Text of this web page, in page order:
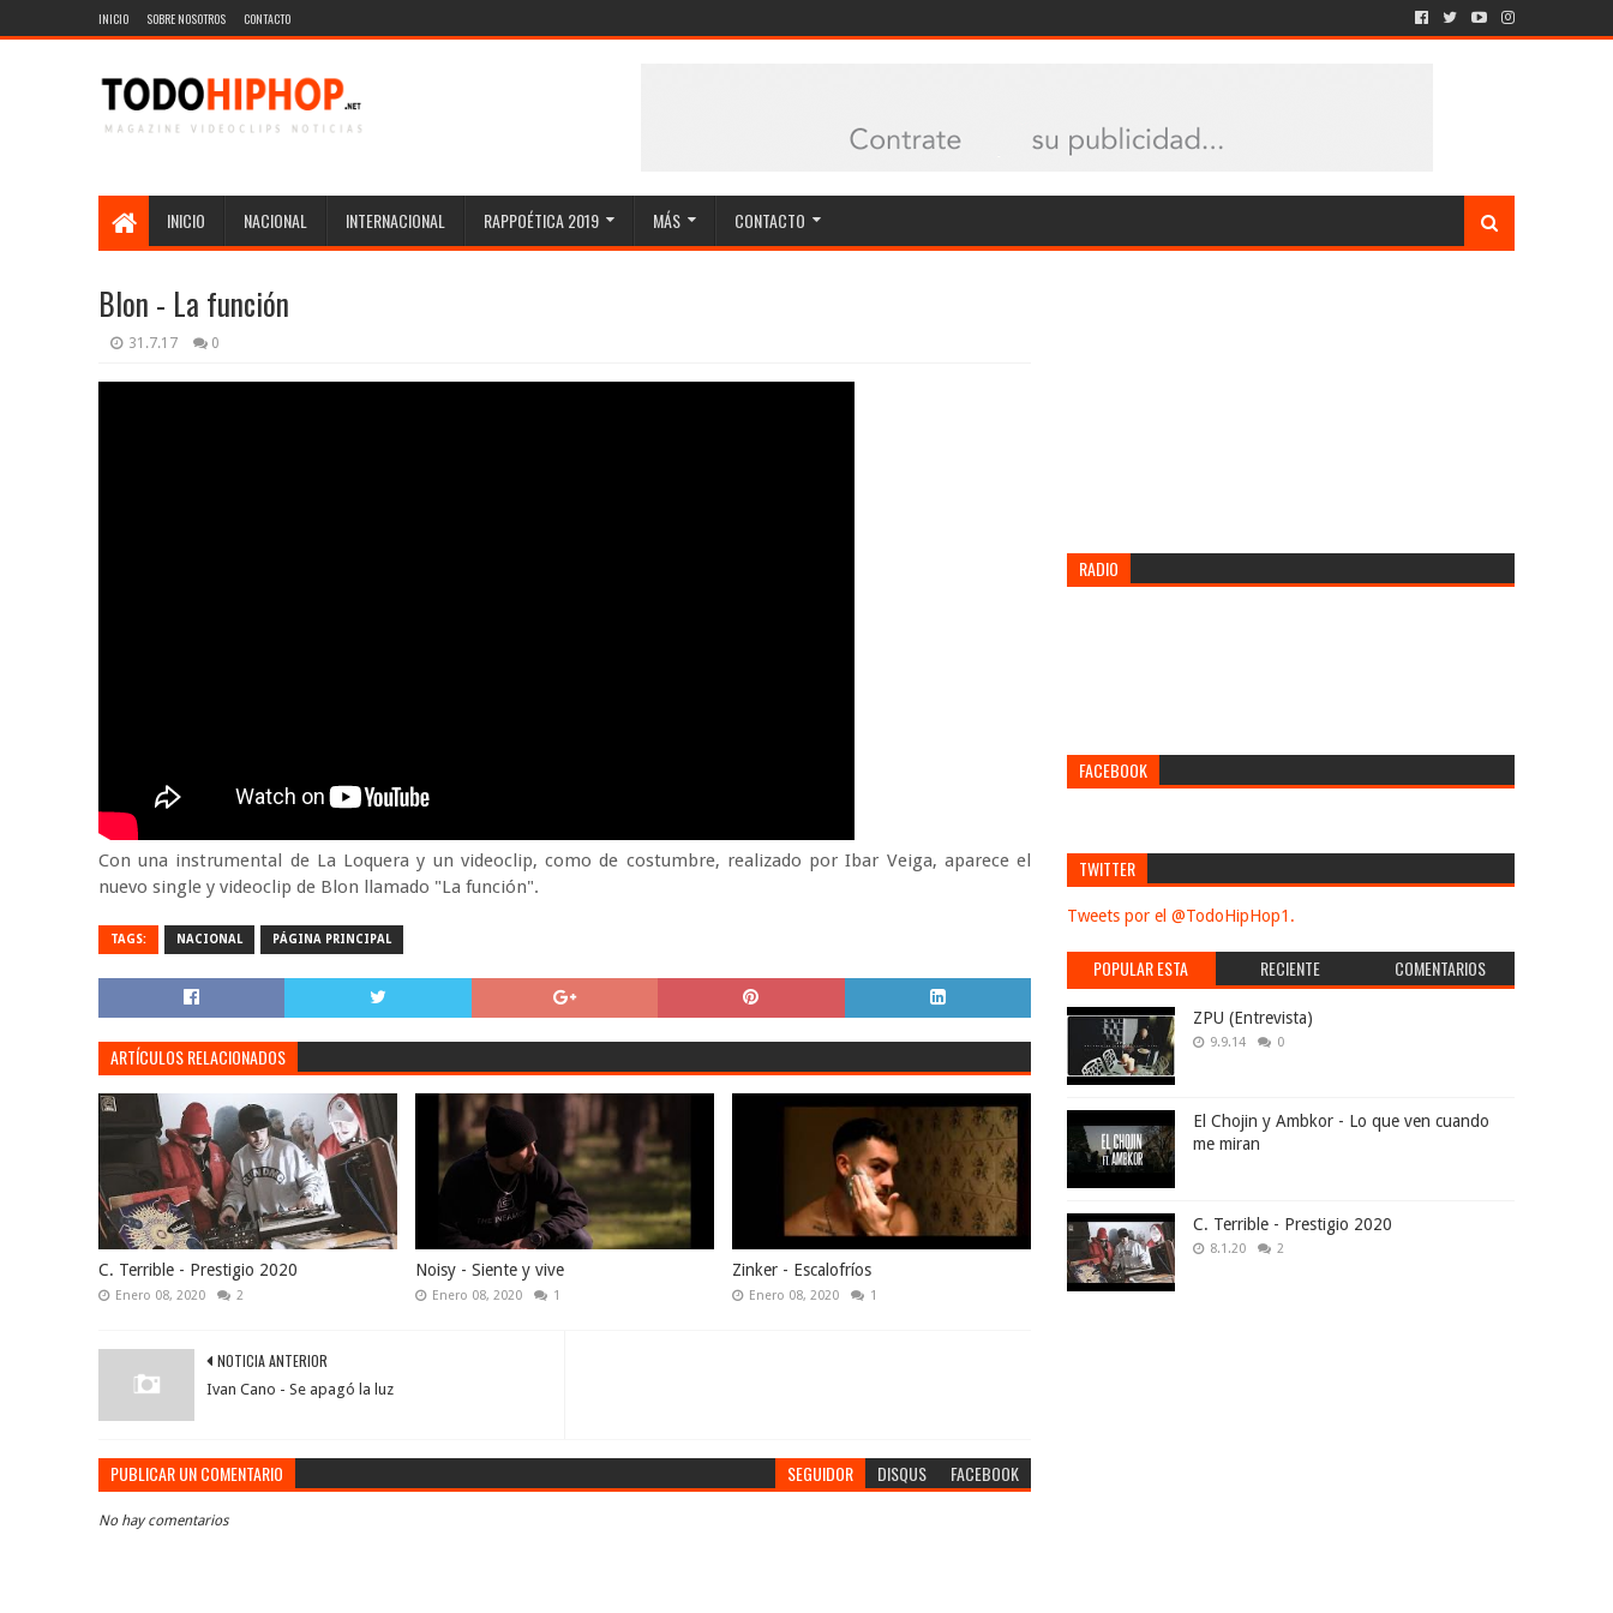
INICIO SOBRE NOSOTROS CONTACTO
INICIO NACIONAL INTERNACIONAL RAPPOÉTICA 2019 MÁS CONTACTO
Blon - La función
31.7.17 0
Con una instrumental de La Loquera y un videoclip, como de costumbre, realizado por Ibar Veiga, aparece el
nuevo single y videoclip de Blon llamado "La función".
TAGS: NACIONAL PÁGINA PRINCIPAL
ARTÍCULOS RELACIONADOS
C. Terrible - Prestigio 2020
Enero 08, 2020 2
Noisy - Siente y vive
Enero 08, 2020 1
Zinker - Escalofríos
Enero 08, 2020 1
NOTICIA ANTERIOR
Ivan Cano - Se apagó la luz
PUBLICAR UN COMENTARIO SEGUIDOR DISQUS FACEBOOK
No hay comentarios
RADIO
FACEBOOK
TWITTER
Tweets por el @TodoHipHop1.
POPULAR ESTA
SEMANA
RECIENTE COMENTARIOS
ZPU (Entrevista)
9.9.14 0
El Chojin y Ambkor - Lo que ven cuando
me miran
C. Terrible - Prestigio 2020
8.1.20 2